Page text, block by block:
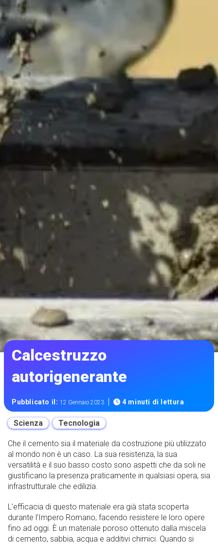
Calcestruzzo
autorigenerante
Pubblicato il:12 Gennaio 2023 | 4 minuti di lettura
Scienza Tecnologia
Che il cemento sia il materiale da costruzione più utilizzato
al mondo non è un caso. La sua resistenza, la sua
versatilità e il suo basso costo sono aspetti che da soli ne
giustificano la presenza praticamente in qualsiasi opera, sia
infrastrutturale che edilizia.
L’efficacia di questo materiale era già stata scoperta
durante l’Impero Romano, facendo resistere le loro opere
fino ad oggi. È un materiale poroso ottenuto dalla miscela
di cemento, sabbia, acqua e additivi chimici. Quando si